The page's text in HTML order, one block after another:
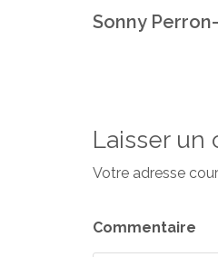
Sonny
Laisser un
Votre adresse
Commentaire